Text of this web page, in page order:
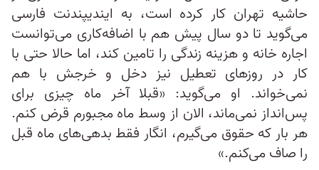
حاشیه تهران کار کرده است، به ایندیپندنت فارسی
می‌گوید تا دو سال پیش هم با اضافه‌کاری می‌توانست
اجاره خانه و هزینه زندگی را تامین کند، اما حالا حتی با
کار در روزهای تعطیل نیز دخل و خرجش با هم
نمی‌خواند. او می‌گوید: «قبلا آخر ماه چیزی برای
پس‌انداز نمی‌ماند، الان از وسط ماه مجبورم قرض کنم.
هر بار که حقوق می‌گیرم، انگار فقط بدهی‌های ماه قبل
را صاف می‌کنم.»